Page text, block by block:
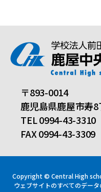
ブ
〒893-0014
鹿児島県鹿屋市寿
TEL 0994-43-3310
FAX 0994-43-3309
Copyright © Central High
ウェブサイトのすべてのデー